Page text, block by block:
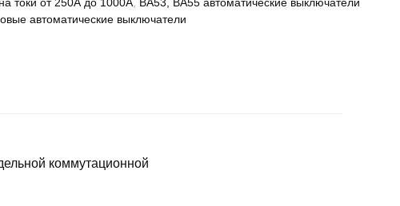
автоматические выключатели
коммутационной